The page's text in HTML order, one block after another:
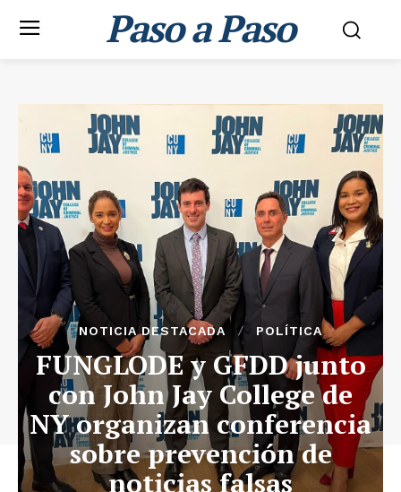
Paso a Paso
NOTICIA DESTACADA POLÍTICA
FUNGLODE y GFDD junto
con John Jay College de
NY organizan conferencia
sobre prevención de
noticias falsas